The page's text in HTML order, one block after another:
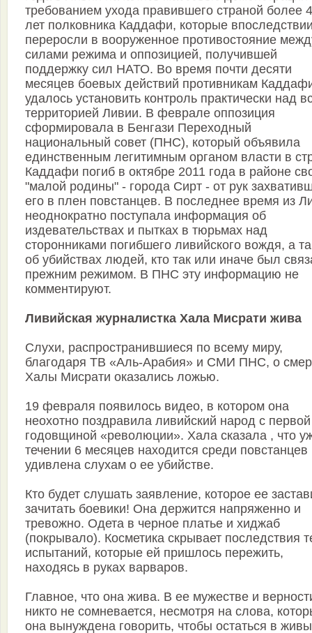
требованием ухода правившего страной более
лет полковника Каддафи, которые
переросли в вооруженное противостояние
силами режима и оппозицией, получившей
поддержку сил НАТО. Во время почти десяти
месяцев боевых действий противникам
удалось установить контроль практически над
территорией Ливии. В феврале оппозиция
сформировала в Бенгази Переходный
национальный совет (ПНС), который объявила
единственным легитимным органом власти в
Каддафи погиб в октябре 2011 года в районе
"малой родины" - города Сирт - от рук
его в плен повстанцев. В последнее время из
неоднократно поступала информация об
издевательствах и пытках в тюрьмах над
сторонниками погибшего ливийского вождя, а
об убийствах людей, кто так или иначе был
прежним режимом. В ПНС эту информацию не
комментируют.
Ливийская журналистка Хала Мисрати жива
Слухи, распространившиеся по всему миру,
благодаря ТВ «Аль-Арабия» и СМИ ПНС, о
Халы Мисрати оказались ложью.
19 февраля появилось видео, в котором она
неохотно поздравила ливийский народ с первой
годовщиной «революции». Хала сказала , что
течении 6 месяцев находится среди повстанцев
удивлена слухам о ее убийстве.
Кто будет слушать заявление, которое ее
зачитать боевики! Она держится напряженно и
тревожно. Одета в черное платье и хиджаб
(покрывало). Косметика скрывает последствия
испытаний, которые ей пришлось пережить,
находясь в руках варваров.
Главное, что она жива. В ее мужестве и
никто не сомневается, несмотря на слова,
она вынуждена говорить, чтобы остаться в